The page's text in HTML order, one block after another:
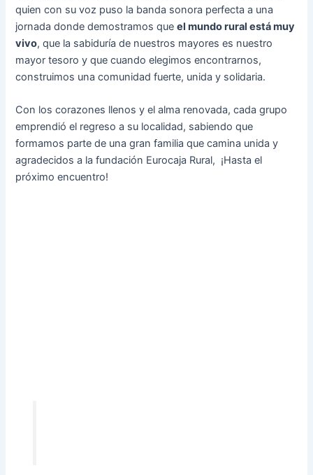
quien con su voz puso la banda sonora perfecta a una
jornada donde demostramos queel mundo rural está muy
vivo, que la sabiduría de nuestros mayores es nuestro
mayor tesoro y que cuando elegimos encontrarnos,
construimos una comunidad fuerte, unida y solidaria.
Con los corazones llenos y el alma renovada, cada grupo
emprendió el regreso a su localidad, sabiendo que
formamos parte de una gran familia que camina unida y
agradecidos a la fundación Eurocaja Rural, ¡Hasta el
próximo encuentro!